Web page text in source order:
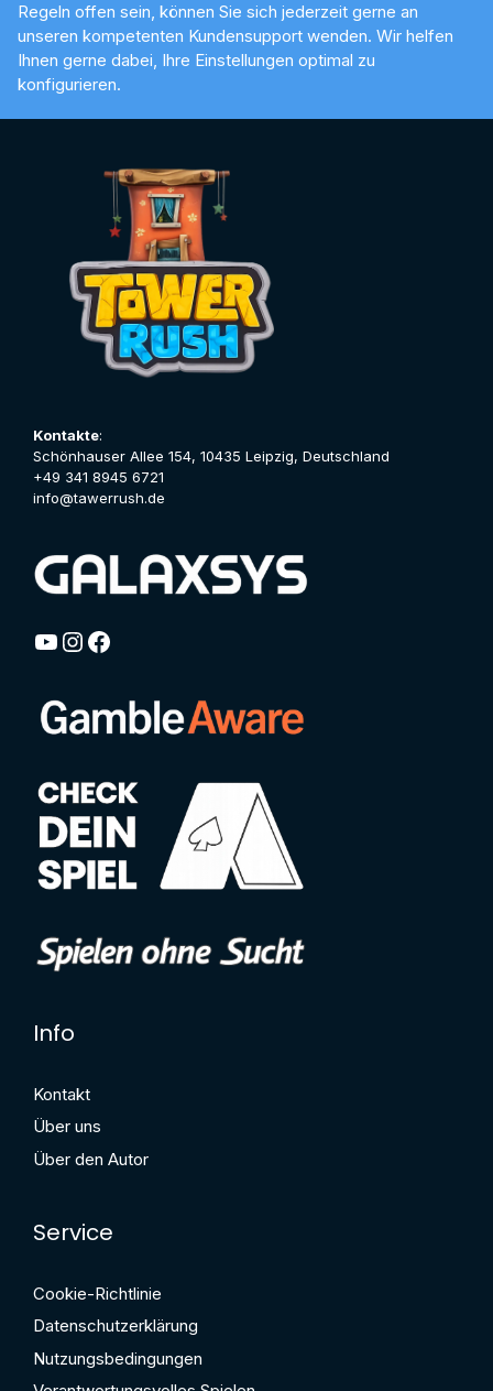
Regeln offen sein, können Sie sich jederzeit gerne an
unseren kompetenten Kundensupport wenden. Wir helfen
Ihnen gerne dabei, Ihre Einstellungen optimal zu
konfigurieren.
Kontakte:
Schönhauser Allee 154, 10435 Leipzig, Deutschland
+49 341 8945 6721
info@tawerrush.de
YouTube
Instagram
Facebook
Info
Kontakt
Über uns
Über den Autor
Service
Cookie-Richtlinie
Datenschutzerklärung
Nutzungsbedingungen